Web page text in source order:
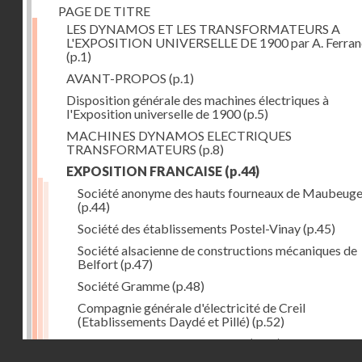
PAGE DE TITRE
LES DYNAMOS ET LES TRANSFORMATEURS A
L'EXPOSITION UNIVERSELLE DE 1900 par A.
(p.1)
AVANT-PROPOS (p.1)
Disposition générale des machines électriques à
l'Exposition universelle de 1900(p.5)
MACHINES DYNAMOS ELECTRIQUES
TRANSFORMATEURS (p.8)
EXPOSITION FRANCAISE (p.44)
Société anonyme des hauts fourneaux de Maubeuge
(p.44)
Société des établissements Postel-Vinay(p.45)
Société alsacienne de constructions mécaniques de
Belfort(p.47)
Société Gramme(p.48)
Compagnie générale d'électricité de Creil
(Etablissements Daydé et Pillé) (p.52)
Compagnie générale de Nancy(p.52)